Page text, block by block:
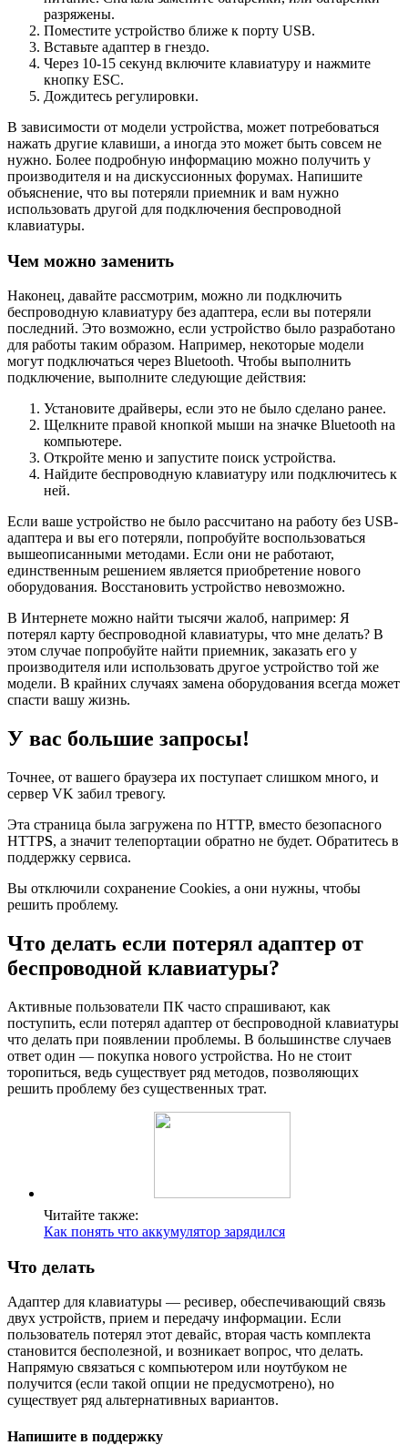
разряжены.
Поместите устройство ближе к порту USB.
Вставьте адаптер в гнездо.
Через 10-15 секунд включите клавиатуру и нажмите
кнопку ESC.
Дождитесь регулировки.
В зависимости от модели устройства, может потребоваться
нажать другие клавиши, а иногда это может быть совсем не
нужно. Более подробную информацию можно получить у
производителя и на дискуссионных форумах. Напишите
объяснение, что вы потеряли приемник и вам нужно
использовать другой для подключения беспроводной
клавиатуры.
Чем можно заменить
Наконец, давайте рассмотрим, можно ли подключить
беспроводную клавиатуру без адаптера, если вы потеряли
последний. Это возможно, если устройство было разработано
для работы таким образом. Например, некоторые модели
могут подключаться через Bluetooth. Чтобы выполнить
подключение, выполните следующие действия:
Установите драйверы, если это не было сделано ранее.
Щелкните правой кнопкой мыши на значке Bluetooth на
компьютере.
Откройте меню и запустите поиск устройства.
Найдите беспроводную клавиатуру или подключитесь к
ней.
Если ваше устройство не было рассчитано на работу без USB-
адаптера и вы его потеряли, попробуйте воспользоваться
вышеописанными методами. Если они не работают,
единственным решением является приобретение нового
оборудования. Восстановить устройство невозможно.
В Интернете можно найти тысячи жалоб, например: Я
потерял карту беспроводной клавиатуры, что мне делать? В
этом случае попробуйте найти приемник, заказать его у
производителя или использовать другое устройство той же
модели. В крайних случаях замена оборудования всегда может
спасти вашу жизнь.
У вас большие запросы!
Точнее, от вашего браузера их поступает слишком много, и
сервер VK забил тревогу.
Эта страница была загружена по HTTP, вместо безопасного
HTTPS, а значит телепортации обратно не будет. Обратитесь в
поддержку сервиса.
Вы отключили сохранение Cookies, а они нужны, чтобы
решить проблему.
Что делать если потерял адаптер от
беспроводной клавиатуры?
Активные пользователи ПК часто спрашивают, как
поступить, если потерял адаптер от беспроводной клавиатуры
что делать при появлении проблемы. В большинстве случаев
ответ один — покупка нового устройства. Но не стоит
торопиться, ведь существует ряд методов, позволяющих
решить проблему без существенных трат.
Читайте также:
Как понять что аккумулятор зарядился
Что делать
Адаптер для клавиатуры — ресивер, обеспечивающий связь
двух устройств, прием и передачу информации. Если
пользователь потерял этот девайс, вторая часть комплекта
становится бесполезной, и возникает вопрос, что делать.
Напрямую связаться с компьютером или ноутбуком не
получится (если такой опции не предусмотрено), но
существует ряд альтернативных вариантов.
Напишите в поддержку